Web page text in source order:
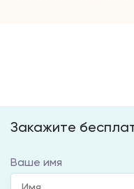
Закажите
Ваше имя